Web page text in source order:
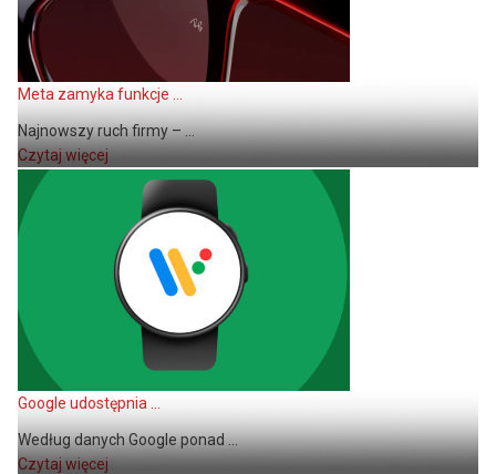
Meta zamyka funkcje ...
Najnowszy ruch firmy – ...
Czytaj więcej
Google udostępnia ...
Według danych Google ponad ...
Czytaj więcej